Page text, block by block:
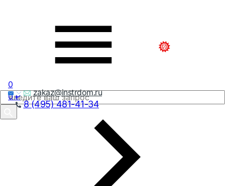
zakaz@instrdom.ru
8 (495) 481-41-34
0
0₽